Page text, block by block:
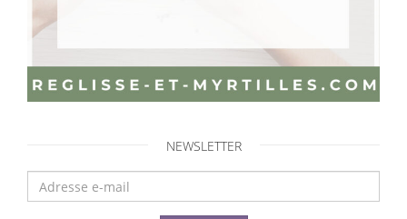
NEWSLETTER